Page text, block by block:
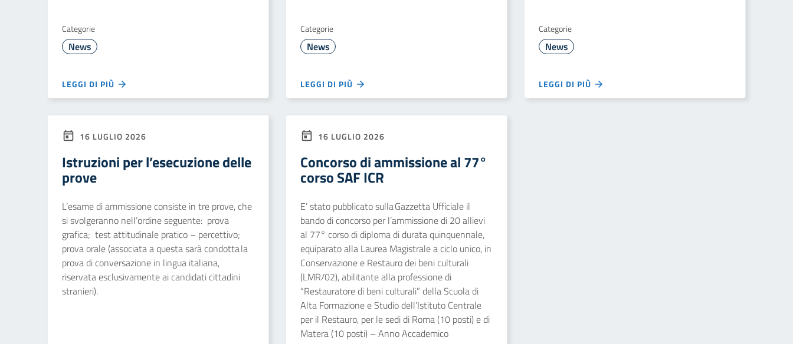
Categorie
News
LEGGI DI PIÙ
Categorie
News
LEGGI DI PIÙ
Categorie
News
LEGGI DI PIÙ
16 LUGLIO 2026
Istruzioni per l’esecuzione delle
prove
L’esame di ammissione consiste in tre prove, che
si svolgeranno nell’ordine seguente: prova
grafica; test attitudinale pratico – percettivo;
prova orale (associata a questa sarà condotta la
prova di conversazione in lingua italiana,
riservata esclusivamente ai candidati cittadini
stranieri).
16 LUGLIO 2026
Concorso di ammissione al 77°
corso SAF ICR
E’ stato pubblicato sulla Gazzetta Ufficiale il
bando di concorso per l’ammissione di 20 allievi
al 77° corso di diploma di durata quinquennale,
equiparato alla Laurea Magistrale a ciclo unico, in
Conservazione e Restauro dei beni culturali
(LMR/02), abilitante alla professione di
“Restauratore di beni culturali” della Scuola di
Alta Formazione e Studio dell’Istituto Centrale
per il Restauro, per le sedi di Roma (10 posti) e di
Matera (10 posti) – Anno Accademico